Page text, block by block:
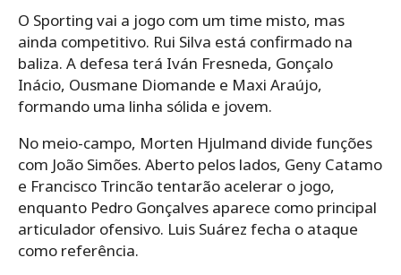
O Sporting vai a jogo com um time misto, mas
ainda competitivo. Rui Silva está confirmado na
baliza. A defesa terá Iván Fresneda, Gonçalo
Inácio, Ousmane Diomande e Maxi Araújo,
formando uma linha sólida e jovem.
No meio-campo, Morten Hjulmand divide funções
com João Simões. Aberto pelos lados, Geny Catamo
e Francisco Trincão tentarão acelerar o jogo,
enquanto Pedro Gonçalves aparece como principal
articulador ofensivo. Luis Suárez fecha o ataque
como referência.